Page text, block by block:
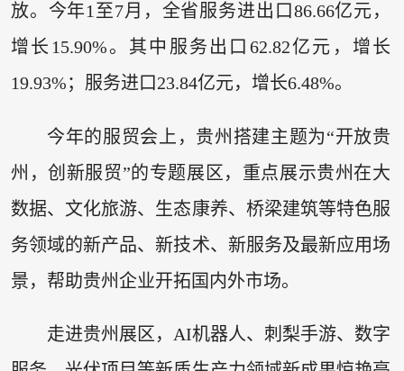
放。今年1至7月，全省服务进出口86.66亿元，
增长15.90%。其中服务出口62.82亿元，增长
19.93%；服务进口23.84亿元，增长6.48%。
今年的服贸会上，贵州搭建主题为“开放贵
州，创新服贸”的专题展区，重点展示贵州在大
数据、文化旅游、生态康养、桥梁建筑等特色服
务领域的新产品、新技术、新服务及最新应用场
景，帮助贵州企业开拓国内外市场。
走进贵州展区，AI机器人、刺梨手游、数字